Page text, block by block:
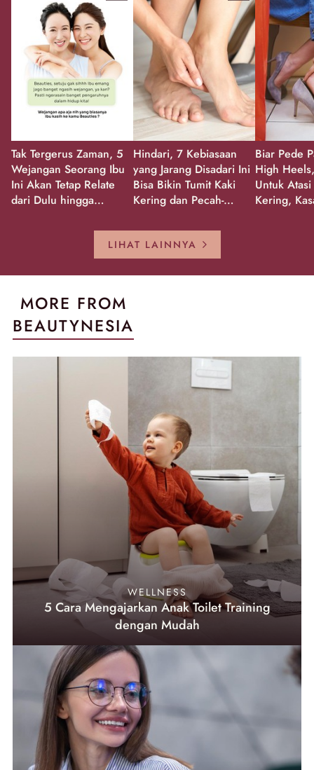
Tak Tergerus Zaman, 5
Wejangan Seorang Ibu
Ini Akan Tetap Relate
dari Dulu hingga
Hindari, 7 Kebiasaan
yang Jarang Disadari Ini
Bisa Bikin Tumit Kaki
Kering dan Pecah-
Biar Pede
High
Untuk
Kering,
LIHAT LAINNYA
MORE FROM
BEAUTYNESIA
WELLNESS
5 Cara Mengajarkan Anak Toilet Training
dengan Mudah